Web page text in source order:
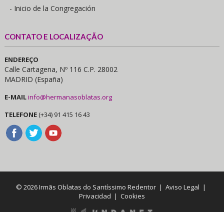
- Inicio de la Congregación
CONTATO E LOCALIZAÇÃO
ENDEREÇO
Calle Cartagena, Nº 116 C.P. 28002
MADRID (España)
E-MAILinfo@hermanasoblatas.org
TELEFONE (+34) 91 415 16 43
© 2026 Irmãs Oblatas do Santíssimo Redentor |Aviso Legal |
Privacidad | Cookies